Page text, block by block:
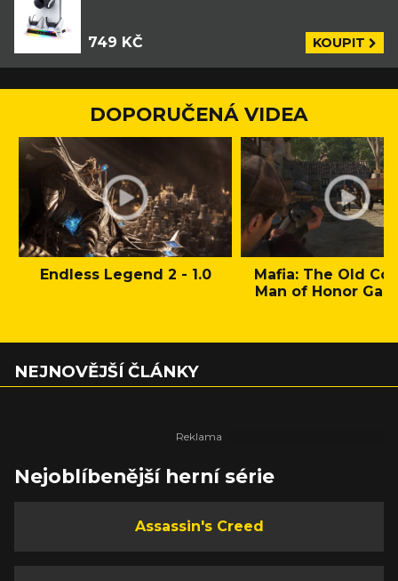
749 KČ KOUPIT
DOPORUČENÁ VIDEA
Endless Legend 2 - 1.0
Mafia: The Old
Man of Honor
NEJNOVĚJŠÍ ČLÁNKY
Nejoblíbenější herní série
Assassin's Creed